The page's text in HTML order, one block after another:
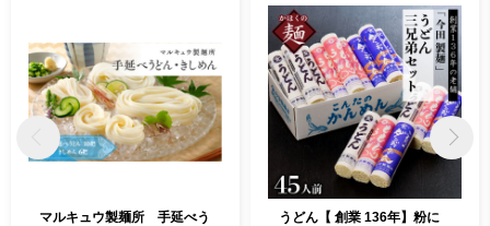
マルキュウ製麺所 手延べう
うどん【 創業 136年】粉に